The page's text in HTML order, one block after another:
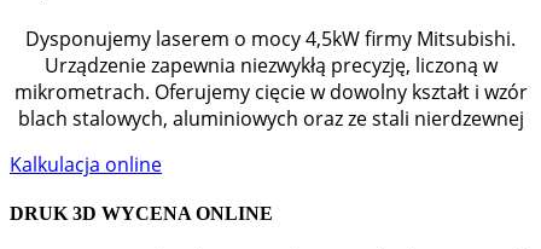
Dysponujemy laserem o mocy 4,5kW firmy Mitsubishi.
Urządzenie zapewnia niezwykłą precyzję, liczoną w
mikrometrach. Oferujemy cięcie w dowolny kształt i wzór
blach stalowych, aluminiowych oraz ze stali nierdzewnej
Kalkulacja online
DRUK 3D WYCENA ONLINE